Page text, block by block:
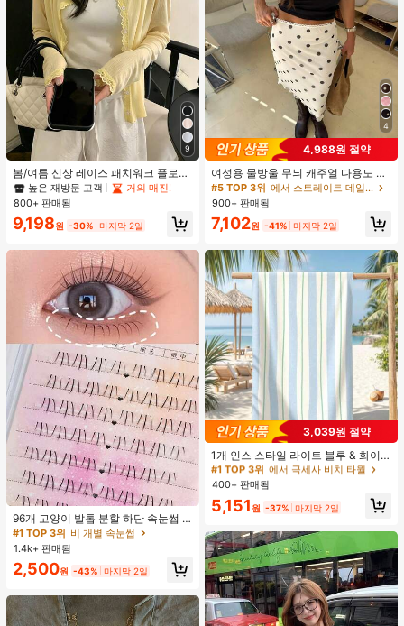
9
봄/여름 신상 레이스 패치워크 플로럴
트림 소프트 니트 가디건 경량 재킷 탑
여성용, 코티지코어 옐로우
높은 재방문 고객
거의 매진!
800+ 판매됨
9,198원 -30% 마지막 2일
96개 고양이 발톱 분할 하단 속눈썹 B
컬 인조 속눈썹, 자연스럽고 사실적인
개별 클러스터, 헐렁한 데일리 사용,
초보자에게 적합
#1 TOP 3위
비 개별 속눈썹
거의 매진!
#1 TOP 3위 비 개별 속눈썹
거의 매진!
#1 TOP 3위 비 개별 속눈썹
거의 매진!
#1 TOP 3위
비 개별 속눈썹
1.4k+ 판매됨
2,500원 -43% 마지막 2일
4
4,988원 절약
여성용 물방울 무늬 캐주얼 다용도 데
이트 & 외출 A라인 스커트 봄
#5 TOP 3위
에서 스트레이트 데일리 스커트
900+ 판매됨
7,102원 -41% 마지막 2일
3,039원 절약
1개 인스 스타일 라이트 블루 & 화이
트 & 그린 스트라이프 비치 타월, 화이
트와 그린 세로 스트라이프 프린트가
있는 라이트 블루 배경, 신선한 섬 휴
가 분위기, 수영, 캠핑, 피트니스, 여름
휴식, 욕실 장식, 야외 액세서리, 선물,
수영장 부드러운 가구, 핸드 타월에 적
합
#1 TOP 3위 에서 극세사 비치 타월
거의 매진!
#1 TOP 3위 에서 극세사 비치 타월
거의 매진!
#1 TOP 3위 에서 극세사 비치 타월
거의 매진!
#1 TOP 3위
에서 극세사 비치 타월
거의 매진!
400+ 판매됨
5,151 원 -37% 마지막 2일